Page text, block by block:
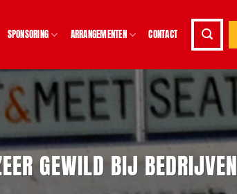
SPONSORING ARRANGEMENTEN CONTACT
GEWILD BIJ BEDRIJVEN